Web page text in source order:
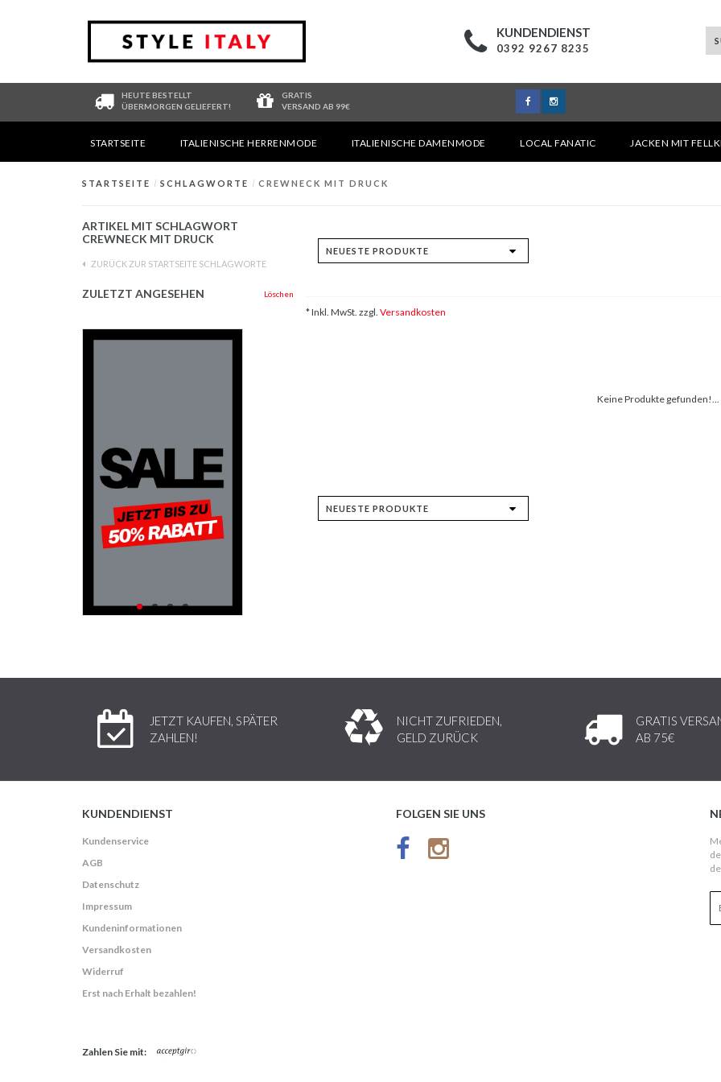
KUNDENDIENST
0392 9267 8235
HEUTE BESTELLT
ÜBERMORGEN GELIEFERT!
GRATIS
VERSAND AB 99€
STARTSEITE ITALIENISCHE HERRENMODE ITALIENISCHE DAMENMODE LOCAL FANATIC JACKEN MIT
STARTSEITE / SCHLAGWORTE / CREWNECK MIT DRUCK
ARTIKEL MIT SCHLAGWORT
CREWNECK MIT DRUCK
ZURÜCK ZUR STARTSEITE SCHLAGWORTE
ZULETZT ANGESEHEN Löschen
* Inkl. MwSt. zzgl. Versandkosten
Keine Produkte gefunden!...
JETZT KAUFEN, SPÄTER
ZAHLEN!
NICHT ZUFRIEDEN,
GELD ZURÜCK
GRATIS
AB 75€
KUNDENDIENST
Kundenservice
AGB
Datenschutz
Impressum
Kundeninformationen
Versandkosten
Widerruf
Erst nach Erhalt bezahlen!
FOLGEN SIE UNS
Zahlen Sie mit: